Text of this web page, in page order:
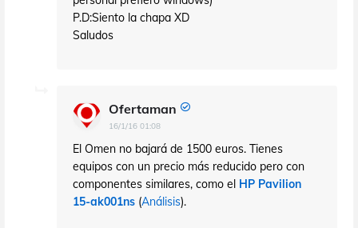
P.D:Siento la chapa XD
Saludos
Ofertaman
16/1/16 01:08
El Omen no bajará de 1500 euros. Tienes
equipos con un precio más reducido pero con
componentes similares, como el HP Pavilion
15-ak001ns (Análisis).